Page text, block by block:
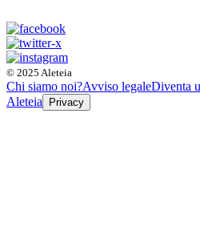
© 2025 Aleteia
Chi siamo noi?Avviso legaleDiventa
Aleteia
Privacy